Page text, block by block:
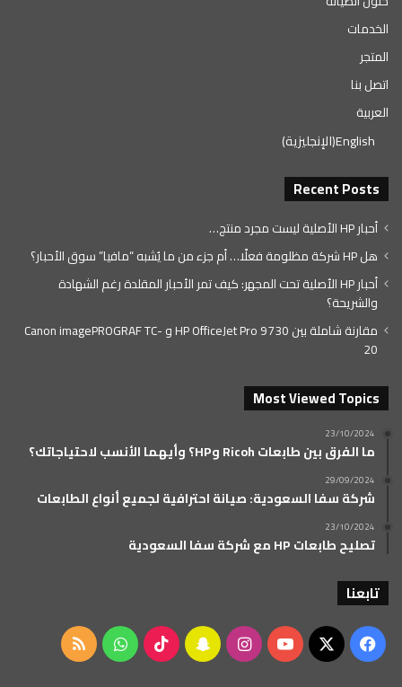
الخدمات
المتجر
اتصل بنا
العربية
English
(الإنجليزية)
Recent Posts
أحبار HP الأصلية ليست مجرد منتج…
هل HP شركة مظلومة فعلًا… أم جزء من ما يُشبه “مافيا” سوق الأحبار؟
أحبار HP الأصلية تحت المجهر: كيف تمر الأحبار المقلدة رغم الشهادة
والشريحة؟
مقارنة شاملة بين HP OfficeJet Pro 9730 و Canon imagePROGRAF TC-
20
Most Viewed Topics
23/10/2024
ما الفرق بين طابعات Ricoh وHP؟ وأيهما الأنسب لاحتياجاتك؟
29/09/2024
شركة سفا السعودية: صيانة احترافية لجميع أنواع الطابعات
23/10/2024
تصليح طابعات HP مع شركة سفا السعودية
تابعنا
فيسبوك
‫X
‫YouTubeانستقرامسناب ‫TikTok واتسابملخص